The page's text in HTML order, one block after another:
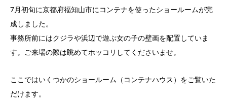
7月初旬に京都府福知山市にコンテナを使ったショールームが完
成しました。
事務所前にはクジラや浜辺で遊ぶ女の子の壁画を配置していま
す。ご来場の際は眺めてホッコリしてくださいませ。
ここではいくつかのショールーム（コンテナハウス）をご覧いた
だけます。